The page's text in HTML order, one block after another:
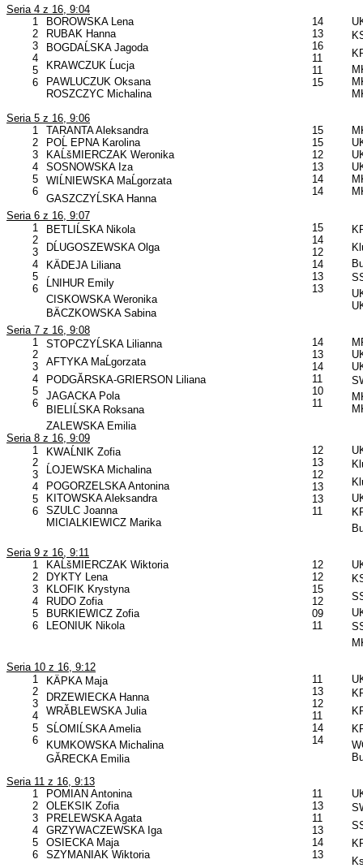
Seria 4 z 16, 9:04
1
2
3
4
5
6
BOROWSKA Lena
RUBAK Hanna
BOGDAĹSKA Jagoda
KRAWCZUK Ĺucja
PAWLUCZUK Oksana
ROSZCZYC Michalina
14
13
16
11
11
15
Seria 5 z 16, 9:06
1
2
3
4
5
6
TARANTA Aleksandra
POĹ EPNA Karolina
KAĹšMIERCZAK Weronika
SOSNOWSKA Iza
WIĹNIEWSKA MaĹgorzata
GASZCZYĹSKA Hanna
15
15
12
13
14
14
Seria 6 z 16, 9:07
1
2
3
4
5
6
BETLIĹSKA Nikola
DĹUGOSZEWSKA Olga
KÄDEJA Liliana
ĹNIHUR Emily
CISKOWSKA Weronika
BÄCZKOWSKA Sabina
15
14
12
14
13
13
Seria 7 z 16, 9:08
1
2
3
4
5
6
STOPCZYĹSKA Lilianna
AFTYKA MaĹgorzata
PODGĂRSKA-GRIERSON Liliana
JAGACKA Pola
BIELIĹSKA Roksana
ZALEWSKA Emilia
14
13
14
11
10
11
Seria 8 z 16, 9:09
1
2
3
4
5
6
KWAĹNIK Zofia
ĹOJEWSKA Michalina
POGORZELSKA Antonina
KITOWSKA Aleksandra
SZULC Joanna
MICIALKIEWICZ Marika
12
13
12
13
13
11
Seria 9 z 16, 9:11
1
2
3
4
5
6
KAĹšMIERCZAK Wiktoria
DYKTY Lena
KLOFIK Krystyna
RUDO Zofia
BURKIEWICZ Zofia
LEONIUK Nikola
12
12
15
12
09
11
Seria 10 z 16, 9:12
1
2
3
4
5
6
KÄPKA Maja
DRZEWIECKA Hanna
WRĂBLEWSKA Julia
SĹOMIĹSKA Amelia
KUMKOWSKA Michalina
GĂRECKA Emilia
11
13
12
11
14
14
Seria 11 z 16, 9:13
1
2
3
4
5
6
POMIAN Antonina
OLEKSIK Zofia
PRELEWSKA Agata
GRZYWACZEWSKA Iga
OSIECKA Maja
SZYMANIAK Wiktoria
11
13
11
13
14
13